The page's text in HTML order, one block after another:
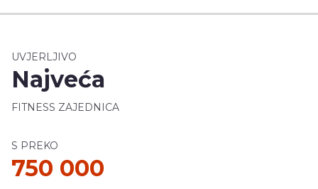
UVJERLJIVO
Najveća
FITNESS ZAJEDNICA
S PREKO
750 000